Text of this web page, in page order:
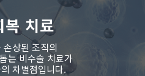
복 치료
손상된 조직의
는 비수술 치료가
차별점입니다.